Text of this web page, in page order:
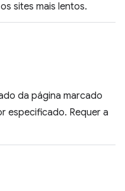
sites mais lentos.
da página marcado
especificado. Requer a